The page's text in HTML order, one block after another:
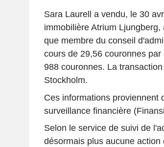
Sara Laurell a vendu, le 30
immobilière Atrium Ljungberg,
que membre du conseil
cours de 29,56couronnespar
988 couronnes. La
Stockholm.
Ces informations proviennent
surveillance financière
Selon le service de suivi de
désormais plus aucune action